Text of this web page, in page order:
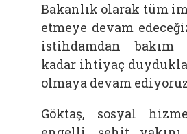
Bakanlık olarak tüm
etmeye devam
istihdamdan
kadar ihtiyaç
olmaya devam
Göktaş, sosyal